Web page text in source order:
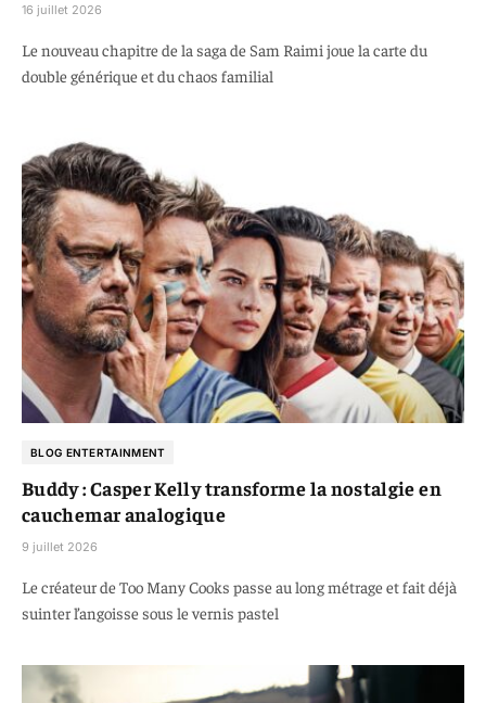
16 juillet 2026
Le nouveau chapitre de la saga de Sam Raimi joue la carte du
double générique et du chaos familial
BLOG ENTERTAINMENT
Buddy : Casper Kelly transforme la nostalgie en
cauchemar analogique
9 juillet 2026
Le créateur de Too Many Cooks passe au long métrage et fait déjà
suinter l’angoisse sous le vernis pastel